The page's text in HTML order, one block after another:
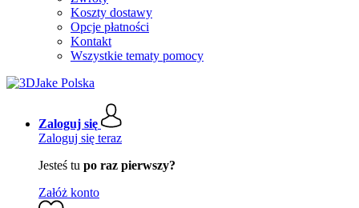
Koszty dostawy
Opcje płatności
Kontakt
Wszystkie tematy pomocy
Zaloguj się
Zaloguj się teraz
Jesteś tu po raz pierwszy?
Załóż konto